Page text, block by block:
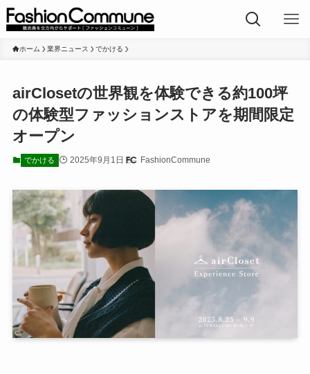
ホーム 業界ニュース でかける
airClosetの世界観を体験できる約100坪
の体験型ファッションストアを期間限定
オープン
でかける 2025年9月1日 FashionCommune